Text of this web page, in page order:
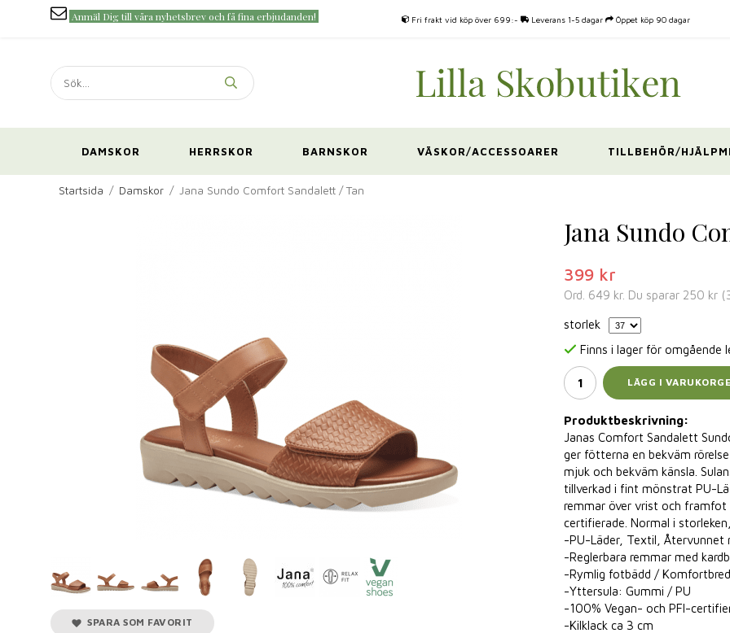
Anmäl Dig till våra nyhetsbrev och få fina erbjudanden! Fri frakt vid köp över 699:- Leverans 1-5 dagar Öppet köp 90 dagar
DAMSKOR HERRSKOR BARNSKOR VÄSKOR/ACCESSOARER TILLBEHÖR/
Startsida / Damskor / Jana Sundo Comfort Sandalett / Tan
Jana Sundo
399 kr
Ord. 649 kr. Du sparar 250 kr (
storlek
Finns i lager för omgående
LÄGG I
Produktbeskrivning:
Janas Comfort Sandalett
ger fötterna en bekväm
mjuk och bekväm känsla.
tillverkad i fint mönstrat PU-
remmar över vrist och
certifierade. Normal i
-PU-Läder, Textil, Återvunnet
-Reglerbara remmar med
-Rymlig fotbädd /
-Yttersula: Gummi / PU
-100% Vegan- och PFI-
-Kilklack ca 3 cm
SPARA SOM FAVORIT